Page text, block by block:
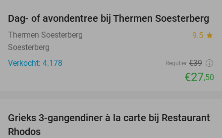
29%
Dag- of avondentree bij Thermen Soesterberg
Thermen Soesterberg 9.5 star
Soesterberg
Verkocht: 4.178
Regulier €39
€27,50
36%
Grieks 3-gangendiner à la carte bij Restaurant
Rhodos